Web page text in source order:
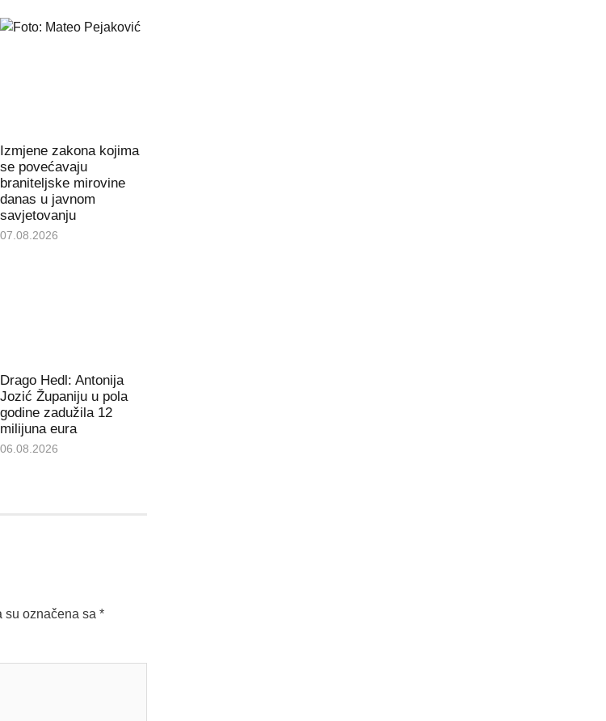
Izmjene zakona kojima
se povećavaju
braniteljske mirovine
danas u javnom
savjetovanju
07.08.2026
Drago Hedl: Antonija
Jozić Županiju u pola
godine zadužila 12
milijuna eura
06.08.2026
su označena sa *